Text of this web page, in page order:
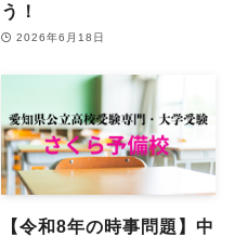
う！
2026年6月18日
【令和8年の時事問題】中